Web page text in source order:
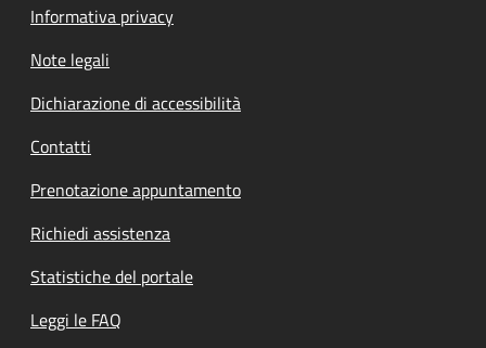
Informativa privacy
Note legali
Dichiarazione di accessibilità
Contatti
Prenotazione appuntamento
Richiedi assistenza
Statistiche del portale
Leggi le FAQ